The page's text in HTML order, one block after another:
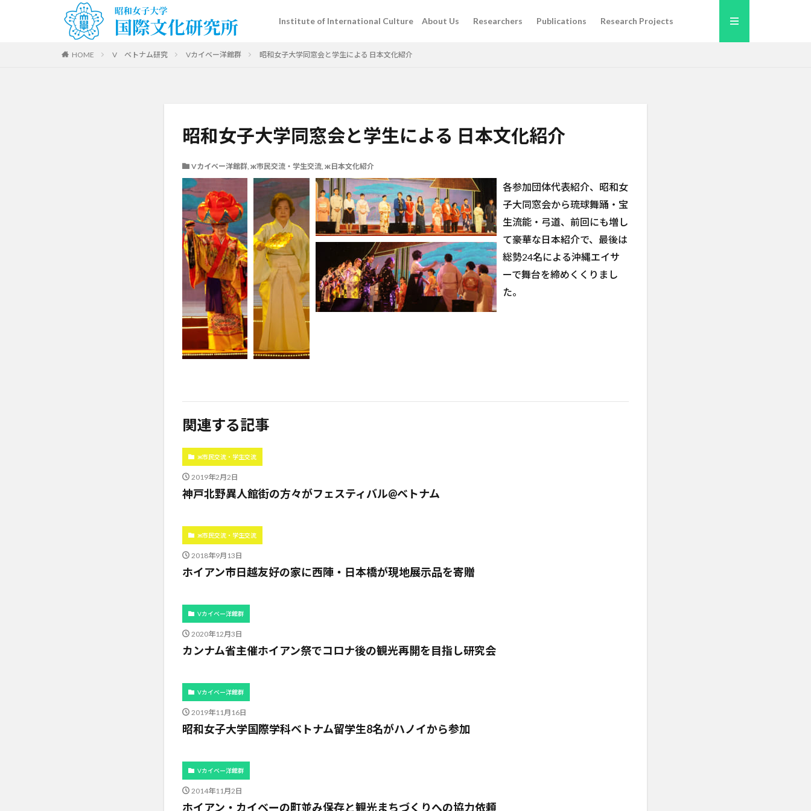
Institute of International Culture About Us Researchers Publications Research Projects
HOME V ベトナム研究 Vカイベー洋館群 昭和女子大学同窓会と学生による 日本文化紹介
昭和女子大学同窓会と学生による 日本文化紹介
Vカイベー洋館群, ж市民交流・学生交流, ж日本文化紹介
各参加団体代表紹介、昭和女
子大同窓会から琉球舞踊・宝
生流能・弓道、前回にも増し
て豪華な日本紹介で、最後は
総勢24名による沖縄エイサ
ーで舞台を締めくくりまし
た。
関連する記事
ж市民交流・学生交流
2019年2月2日
神戸北野異人館街の方々がフェスティバル@ベトナム
ж市民交流・学生交流
2018年9月13日
ホイアン市日越友好の家に西陣・日本橋が現地展示品を寄贈
Vカイベー洋館群
2020年12月3日
カンナム省主催ホイアン祭でコロナ後の観光再開を目指し研究会
Vカイベー洋館群
2019年11月16日
昭和女子大学国際学科ベトナム留学生8名がハノイから参加
Vカイベー洋館群
2014年11月2日
ホイアン・カイベーの町並み保存と観光まちづくりへの協力依頼